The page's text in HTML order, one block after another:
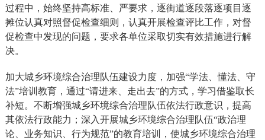
过程中，始终坚持高标准、严要求，逐街道逐段落逐项目逐
摊位认真对照督促检查细则，认真开展检查评比工作，对督
促检查中发现的问题，要求各单位采取切实有效措施进行解
决。
加大城乡环境综合治理队伍建设力度，加强“学法、懂法、守
法”培训教育，通过“请进来、走出去”的方式，学习借鉴取长
补短。不断增强城乡环境综合治理队伍依法行政意识，提高
其依法行政能力；深入开展城乡环境综合治理队伍“政治理
论、业务知识、行为规范”的教育培训，使城乡环境综合治理